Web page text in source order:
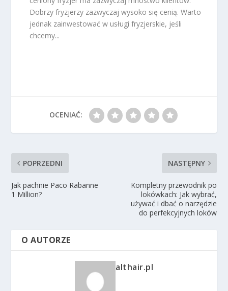
Dobrzy fryzjerzy zazwyczaj wysoko się cenią. Warto
jednak zainwestować w usługi fryzjerskie, jeśli
chcemy...
OCENIAĆ:
POPRZEDNI
Jak pachnie Paco Rabanne
1 Million?
NASTĘPNY
Kompletny przewodnik po
lokówkach: Jak wybrać,
używać i dbać o narzędzie
do perfekcyjnych loków
O AUTORZE
althair.pl